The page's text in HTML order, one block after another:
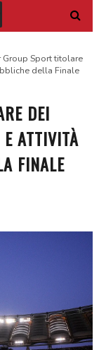
Group Sport titolare
della Finale
DEI
ATTIVITÀ
FINALE